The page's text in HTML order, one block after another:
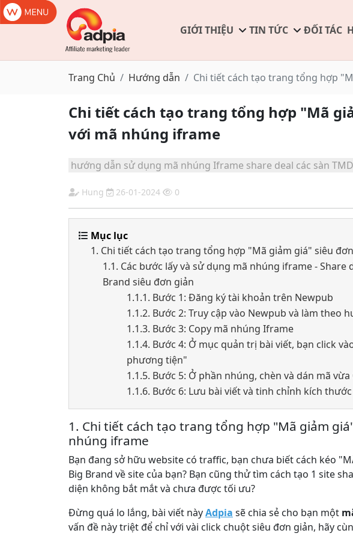
GIỚI THIỆU TIN TỨC ĐỐI TÁC
Trang Chủ Hướng dẫn Chi tiết cách tạo trang tổng hợp
Chi tiết cách tạo trang tổng hợp "Mã
với mã nhúng iframe
hướng dẫn sử dụng mã nhúng Iframe share deal các sàn
Hung 26-01-2024 0
Mục lục
1. Chi tiết cách tạo trang tổng hợp "Mã giảm giá" siêu
1.1. Các bước lấy và sử dụng mã nhúng iframe - Share
Brand siêu đơn giản
1.1.1. Bước 1: Đăng ký tài khoản trên Newpub
1.1.2. Bước 2: Truy cập vào Newpub và làm theo
1.1.3. Bước 3: Copy mã nhúng Iframe
1.1.4. Bước 4: Ở mục quản trị bài viết, bạn click
phương tiện"
1.1.5. Bước 5: Ở phần nhúng, chèn và dán mã
1.1.6. Bước 6: Lưu bài viết và tinh chỉnh kích
1. Chi tiết cách tạo trang tổng hợp "Mã giảm
nhúng iframe
Bạn đang sở hữu website có traffic, bạn chưa biết cách kéo
Big Brand về site của bạn? Bạn cũng thử tìm cách tạo 1 site
diện không bắt mắt và chưa được tối ưu?
Đừng quá lo lắng, bài viết nàyAdpia sẽ chia sẻ cho bạn một
vấn đề này triệt để chỉ với vài click chuột siêu đơn giản, hãy